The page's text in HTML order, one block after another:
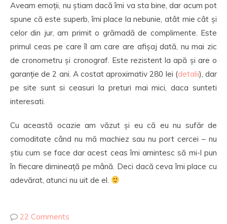
Aveam emoții, nu știam dacă îmi va sta bine, dar acum pot
spune că este superb, îmi place la nebunie, atât mie cât și
celor din jur, am primit o grămadă de complimente. Este
primul ceas pe care îl am care are afișaj dată, nu mai zic
de cronometru și cronograf. Este rezistent la apă și are o
garanție de 2 ani. A costat aproximativ 280 lei (detalii), dar
pe site sunt si ceasuri la preturi mai mici, daca sunteti
interesati.
Cu această ocazie am văzut și eu că eu nu sufăr de
comoditate când nu mă machiez sau nu port cercei – nu
știu cum se face dar acest ceas îmi amintesc să mi-l pun
în fiecare dimineață pe mână. Deci dacă ceva îmi place cu
adevărat, atunci nu uit de el.
22 Comments